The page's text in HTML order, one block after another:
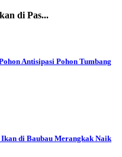
di Pas...
Antisipasi Pohon Tumbang
di Baubau Merangkak Naik